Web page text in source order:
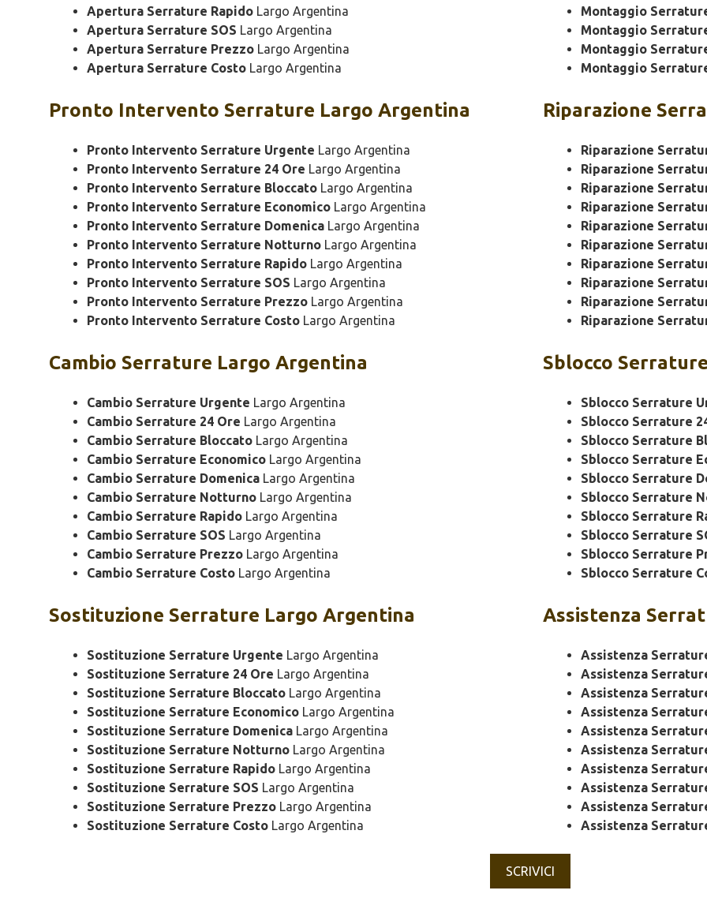
Apertura Serrature Rapido Largo Argentina
Apertura Serrature SOS Largo Argentina
Apertura Serrature Prezzo Largo Argentina
Apertura Serrature Costo Largo Argentina
Pronto Intervento Serrature Largo Argentina
Pronto Intervento Serrature Urgente Largo Argentina
Pronto Intervento Serrature 24 Ore Largo Argentina
Pronto Intervento Serrature Bloccato Largo Argentina
Pronto Intervento Serrature Economico Largo Argentina
Pronto Intervento Serrature Domenica Largo Argentina
Pronto Intervento Serrature Notturno Largo Argentina
Pronto Intervento Serrature Rapido Largo Argentina
Pronto Intervento Serrature SOS Largo Argentina
Pronto Intervento Serrature Prezzo Largo Argentina
Pronto Intervento Serrature Costo Largo Argentina
Cambio Serrature Largo Argentina
Cambio Serrature Urgente Largo Argentina
Cambio Serrature 24 Ore Largo Argentina
Cambio Serrature Bloccato Largo Argentina
Cambio Serrature Economico Largo Argentina
Cambio Serrature Domenica Largo Argentina
Cambio Serrature Notturno Largo Argentina
Cambio Serrature Rapido Largo Argentina
Cambio Serrature SOS Largo Argentina
Cambio Serrature Prezzo Largo Argentina
Cambio Serrature Costo Largo Argentina
Sostituzione Serrature Largo Argentina
Sostituzione Serrature Urgente Largo Argentina
Sostituzione Serrature 24 Ore Largo Argentina
Sostituzione Serrature Bloccato Largo Argentina
Sostituzione Serrature Economico Largo Argentina
Sostituzione Serrature Domenica Largo Argentina
Sostituzione Serrature Notturno Largo Argentina
Sostituzione Serrature Rapido Largo Argentina
Sostituzione Serrature SOS Largo Argentina
Sostituzione Serrature Prezzo Largo Argentina
Sostituzione Serrature Costo Largo Argentina
Montaggio
Montaggio
Montaggio
Montaggio
Riparazione
Riparazione
Riparazione
Riparazione
Riparazione
Riparazione
Riparazione
Riparazione
Riparazione
Riparazione
Riparazione
Sblocco
Sblocco Serrature
Sblocco Serrature
Sblocco Serrature
Sblocco Serrature
Sblocco Serrature
Sblocco Serrature
Sblocco Serrature
Sblocco Serrature
Sblocco Serrature
Sblocco Serrature
Assistenza
Assistenza
Assistenza
Assistenza
Assistenza
Assistenza
Assistenza
Assistenza
Assistenza
Assistenza
Assistenza
SCRIVICI